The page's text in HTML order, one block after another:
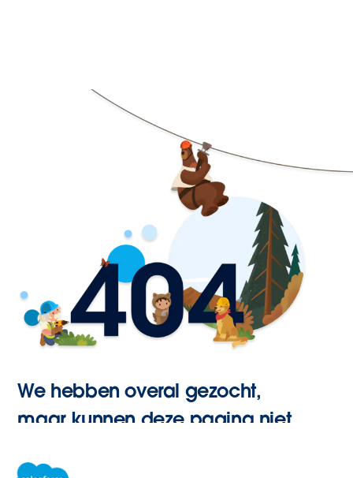
We hebben overal gezocht,
maar kunnen deze pagina niet